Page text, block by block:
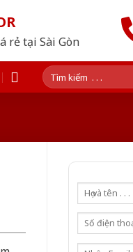
rẻ tại Sài Gòn
Tìm
kiếm: